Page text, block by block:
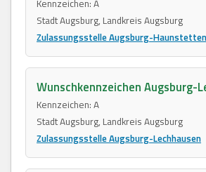
Kennzeichen: A
Stadt Augsburg, Landkreis Augsburg
Zulassungsstelle Augsburg-Haunstetten
Wunschkennzeichen Augsburg-
Kennzeichen: A
Stadt Augsburg, Landkreis Augsburg
Zulassungsstelle Augsburg-Lechhausen